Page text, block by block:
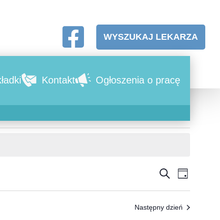
WYSZUKAJ LEKARZA
Kontakt Ogłoszenia o pracę
SZUKAJDZIEŃ
Następny dzień